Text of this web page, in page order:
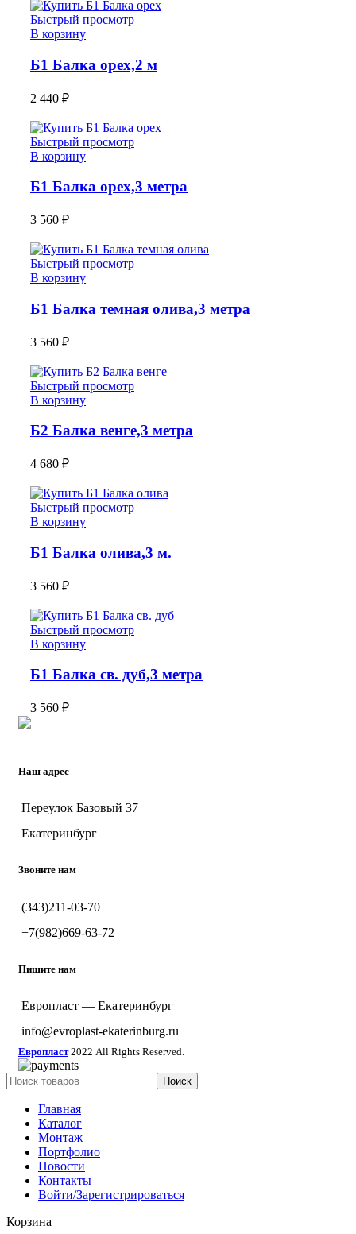
Быстрый просмотр
В корзину
Б1 Балка орех,2 м
2 440 ₽
Быстрый просмотр
В корзину
Б1 Балка орех,3 метра
3 560 ₽
Быстрый просмотр
В корзину
Б1 Балка темная олива,3 метра
3 560 ₽
Быстрый просмотр
В корзину
Б2 Балка венге,3 метра
4 680 ₽
Быстрый просмотр
В корзину
Б1 Балка олива,3 м.
3 560 ₽
Быстрый просмотр
В корзину
Б1 Балка св. дуб,3 метра
3 560 ₽
Наш адрес
Переулок Базовый 37
Екатеринбург
Звоните нам
(343)211-03-70
+7(982)669-63-72
Пишите нам
Европласт — Екатеринбург
info@evroplast-ekaterinburg.ru
Европласт 2022 All Rights Reserved.
Поиск
Главная
Каталог
Монтаж
Портфолио
Новости
Контакты
Войти/Зарегистрироваться
Корзина